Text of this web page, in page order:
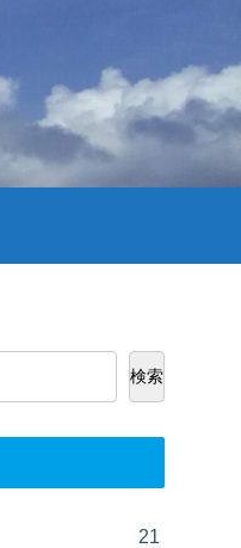
検索
21